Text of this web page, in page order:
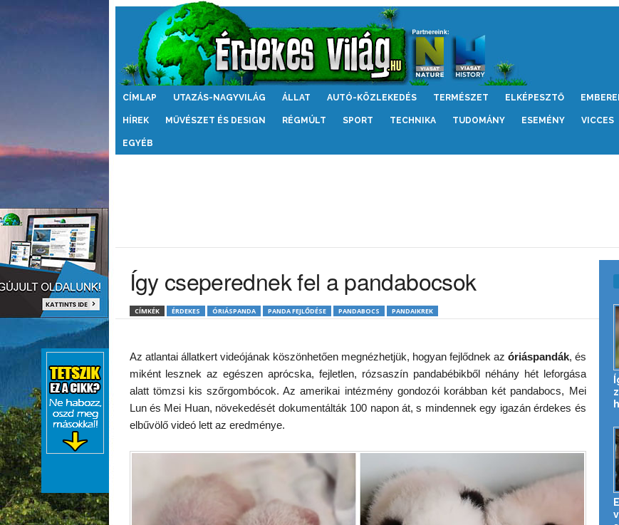
Érdekes
CÍMLAP UTAZÁS-NAGYVILÁG ÁLLAT AUTÓ-KÖZLEKEDÉS TERMÉSZET ELKÉPESZTŐ
HÍREK MŰVÉSZET ÉS DESIGN RÉGMÚLT SPORT TECHNIKA TUDOMÁNY ESEMÉNY VICCES
EGYÉB
Így cseperednek fel a pandabocsok
CÍMKÉK ÉRDEKES ÓRIÁSPANDA PANDA FEJLŐDÉSE PANDABOCS PANDAIKREK
Az atlantai állatkert videójának köszönhetően megnézhetjük, hogyan fejlődnek az óriáspandák, és
miként lesznek az egészen aprócska, fejletlen, rózsaszín pandabébikből néhány hét leforgása
alatt tömzsi kis szőrgombócok. Az amerikai intézmény gondozói korábban két pandabocs, Mei
Lun és Mei Huan, növekedését dokumentálták 100 napon át, s mindennek egy igazán érdekes és
elbűvölő videó lett az eredménye.